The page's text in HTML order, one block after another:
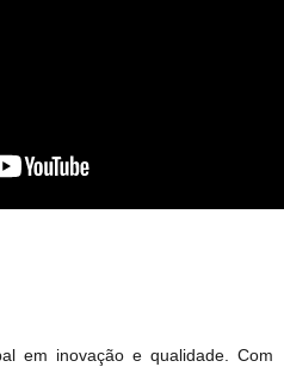
em inovação e qualidade. Com